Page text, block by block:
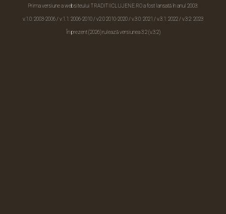
Prima versiune a websiteului TRADITIICLUJENE.RO a fost lansată în anul 2003:
v.1.0: 2003-2006 / v.1.1: 2006-2010 /v2.0 2010-2020 / v.3.0: 2021 / v.3.1: 2022 / v.3.2: 2023
În prezent (2026) rulează versiunea 3.2 (v.3.2)